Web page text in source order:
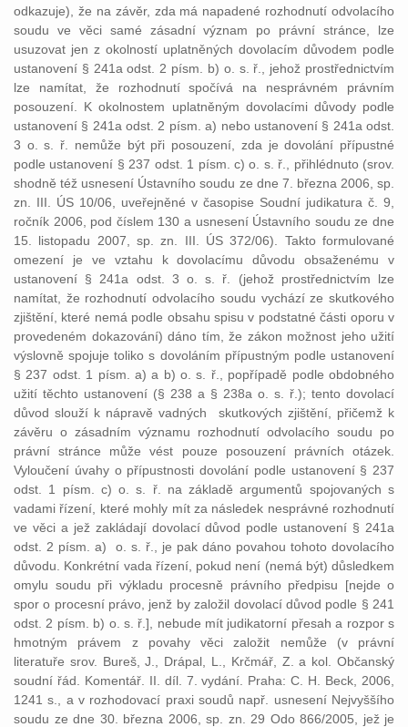
odkazuje), že na závěr, zda má napadené rozhodnutí odvolacího
soudu ve věci samé zásadní význam po právní stránce, lze
usuzovat jen z okolností uplatněných dovolacím důvodem podle
ustanovení § 241a odst. 2 písm. b) o. s. ř., jehož prostřednictvím
lze namítat, že rozhodnutí spočívá na nesprávném právním
posouzení. K okolnostem uplatněným dovolacími důvody podle
ustanovení § 241a odst. 2 písm. a) nebo ustanovení § 241a odst.
3 o. s. ř. nemůže být při posouzení, zda je dovolání přípustné
podle ustanovení § 237 odst. 1 písm. c) o. s. ř., přihlédnuto (srov.
shodně též usnesení Ústavního soudu ze dne 7. března 2006, sp.
zn. III. ÚS 10/06, uveřejněné v časopise Soudní judikatura č. 9,
ročník 2006, pod číslem 130 a usnesení Ústavního soudu ze dne
15. listopadu 2007, sp. zn. III. ÚS 372/06). Takto formulované
omezení je ve vztahu k dovolacímu důvodu obsaženému v
ustanovení § 241a odst. 3 o. s. ř. (jehož prostřednictvím lze
namítat, že rozhodnutí odvolacího soudu vychází ze skutkového
zjištění, které nemá podle obsahu spisu v podstatné části oporu v
provedeném dokazování) dáno tím, že zákon možnost jeho užití
výslovně spojuje toliko s dovoláním přípustným podle ustanovení
§ 237 odst. 1 písm. a) a b) o. s. ř., popřípadě podle obdobného
užití těchto ustanovení (§ 238 a § 238a o. s. ř.); tento dovolací
důvod slouží k nápravě vadných skutkových zjištění, přičemž k
závěru o zásadním významu rozhodnutí odvolacího soudu po
právní stránce může vést pouze posouzení právních otázek.
Vyloučení úvahy o přípustnosti dovolání podle ustanovení § 237
odst. 1 písm. c) o. s. ř. na základě argumentů spojovaných s
vadami řízení, které mohly mít za následek nesprávné rozhodnutí
ve věci a jež zakládají dovolací důvod podle ustanovení § 241a
odst. 2 písm. a) o. s. ř., je pak dáno povahou tohoto dovolacího
důvodu. Konkrétní vada řízení, pokud není (nemá být) důsledkem
omylu soudu při výkladu procesně právního předpisu [nejde o
spor o procesní právo, jenž by založil dovolací důvod podle § 241
odst. 2 písm. b) o. s. ř.], nebude mít judikatorní přesah a rozpor s
hmotným právem z povahy věci založit nemůže (v právní
literatuře srov. Bureš, J., Drápal, L., Krčmář, Z. a kol. Občanský
soudní řád. Komentář. II. díl. 7. vydání. Praha: C. H. Beck, 2006,
1241 s., a v rozhodovací praxi soudů např. usnesení Nejvyššího
soudu ze dne 30. března 2006, sp. zn. 29 Odo 866/2005, jež je